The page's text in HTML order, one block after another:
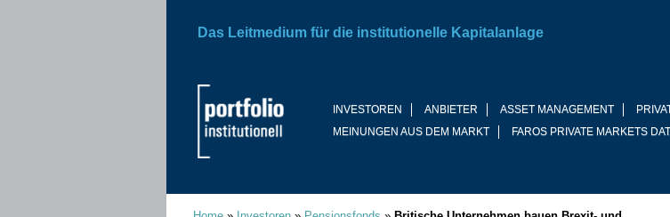
INVESTOREN ANBIETER ASSET MANAGEMENT
MEINUNGEN AUS DEM MARKT
FAROS PRIVATE MARKETS
Das Leitmedium für die institutionelle Kapitalanlage